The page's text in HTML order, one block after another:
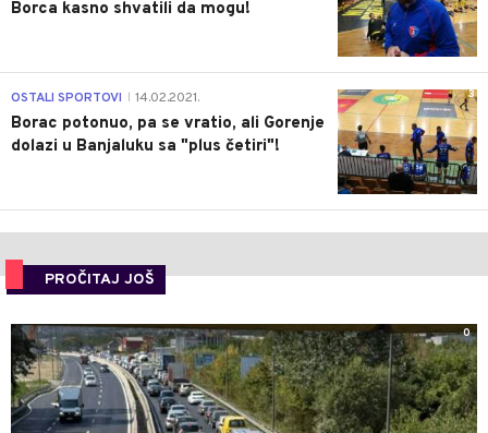
Borca kasno shvatili da mogu!
3
OSTALI SPORTOVI 14.02.2021.
Borac potonuo, pa se vratio, ali Gorenje
dolazi u Banjaluku sa "plus četiri"!
PROČITAJ JOŠ
0